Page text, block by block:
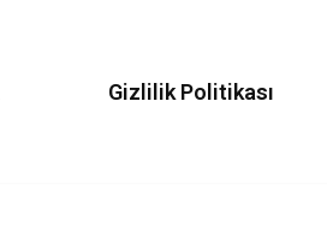
Gizlilik Politikası